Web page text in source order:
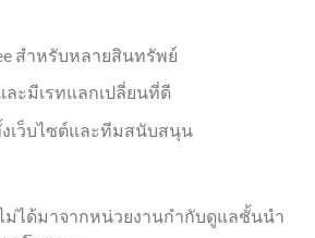
สำหรับหลายสินทรัพย์
ละมีเรทแลกเปลี่ยนที่ดี
เว็บไซต์และทีมสนับสนุน
ได้มาจากหน่วยงานกำกับดูแลชั้นนำ